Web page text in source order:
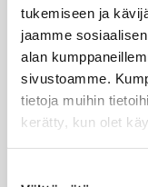
tukemiseen ja
jaamme
alan
sivustoamme.
tietoja muihin
kerätty, kun olet
JOBI
TYÖELÄMÄOPAS
Työnhaku